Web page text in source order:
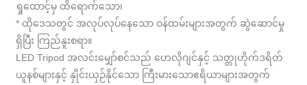
ရှုထောင့်မှ ထိရောက်သော၊
* ထိုဒေသတွင် အလုပ်လုပ်နေသော ဝန်ထမ်းများအတွက် ဆွဲဆောင်မှု
ရှိပြီး ကြည်နူးစရာ။
LED Tripod အလင်းမျှော်စင်သည် ဟေလိုဂျင်နှင့် သတ္တုဟိုက်ဒရိတ်
ယူနစ်များနှင့် နှိုင်းယှဉ်နိုင်သော ကြီးမားသောဧရိယာများအတွက်